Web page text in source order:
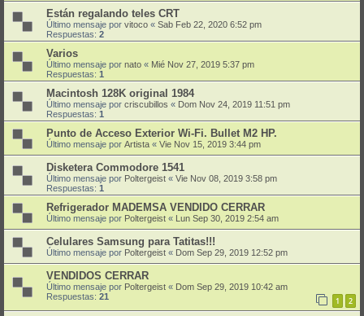
Están regalando teles CRT
Último mensaje por vitoco « Sab Feb 22, 2020 6:52 pm
Respuestas: 2
Varios
Último mensaje por nato « Mié Nov 27, 2019 5:37 pm
Respuestas: 1
Macintosh 128K original 1984
Último mensaje por criscubillos « Dom Nov 24, 2019 11:51 pm
Respuestas: 1
Punto de Acceso Exterior Wi-Fi. Bullet M2 HP.
Último mensaje por Artista « Vie Nov 15, 2019 3:44 pm
Disketera Commodore 1541
Último mensaje por Poltergeist « Vie Nov 08, 2019 3:58 pm
Respuestas: 1
Refrigerador MADEMSA VENDIDO CERRAR
Último mensaje por Poltergeist « Lun Sep 30, 2019 2:54 am
Celulares Samsung para Tatitas!!!
Último mensaje por Poltergeist « Dom Sep 29, 2019 12:52 pm
VENDIDOS CERRAR
Último mensaje por Poltergeist « Dom Sep 29, 2019 10:42 am
Respuestas: 21 1 2